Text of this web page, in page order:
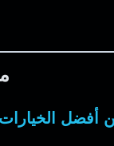
أفضل الخيارات